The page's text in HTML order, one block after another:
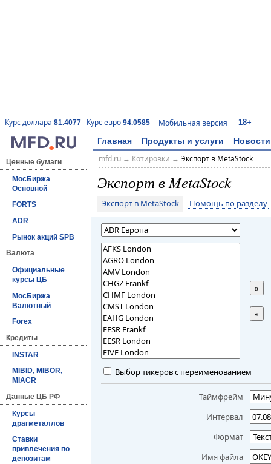
Курс доллара 81.4077 Курс евро 94.0585 Мобильная версия 18+
Главная Продукты и услуги Новости
Ценные бумаги
МосБиржа
Основной
FORTS
ADR
Рынок акций SPB
Валюта
Официальные
курсы ЦБ
МосБиржа
Валютный
Forex
Кредиты
INSTAR
MIBID, MIBOR,
MIACR
Данные ЦБ РФ
Курсы
драгметаллов
Ставки
привлечения по
депозитам
mfd.ru→ Котировки → Экспорт в MetaStock
Экспорт в MetaStock
Экспорт в MetaStock Помощь по разделу
»
«
Выбор тикеров с переименованием
Таймфрейм
Интервал
Формат
Имя файла